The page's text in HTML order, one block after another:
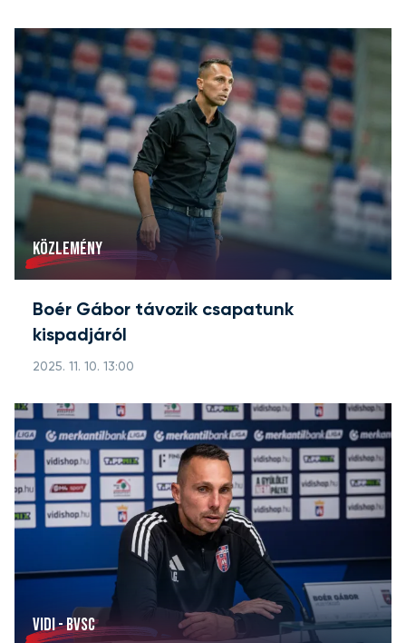
KÖZLEMÉNY
Boér Gábor távozik csapatunk
kispadjáról
2025. 11. 10. 13:00
VIDI - BVSC